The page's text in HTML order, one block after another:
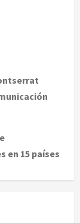
en 15 países